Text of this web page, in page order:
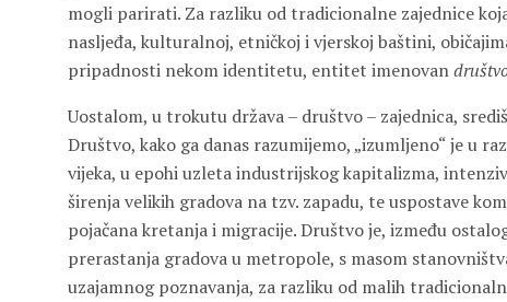
mogli parirati. Za razliku od tradicionalne zajednice
nasljeđa, kulturalnoj, etničkoj i vjerskoj baštini,
pripadnosti nekom identitetu, entitet imenovan
Uostalom, u trokutu država – društvo – zajednica,
Društvo, kako ga danas razumijemo, „izumljeno“ je u
vijeka, u epohi uzleta industrijskog kapitalizma,
širenja velikih gradova na tzv. zapadu, te uspostave
pojačana kretanja i migracije. Društvo je, između
prerastanja gradova u metropole, s masom
uzajamnog poznavanja, za razliku od malih